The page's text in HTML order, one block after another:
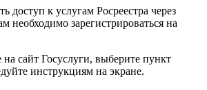
доступ к услугам Росреестра через
необходимо зарегистрироваться на
на сайт Госуслуги, выберите пункт
инструкциям на экране.